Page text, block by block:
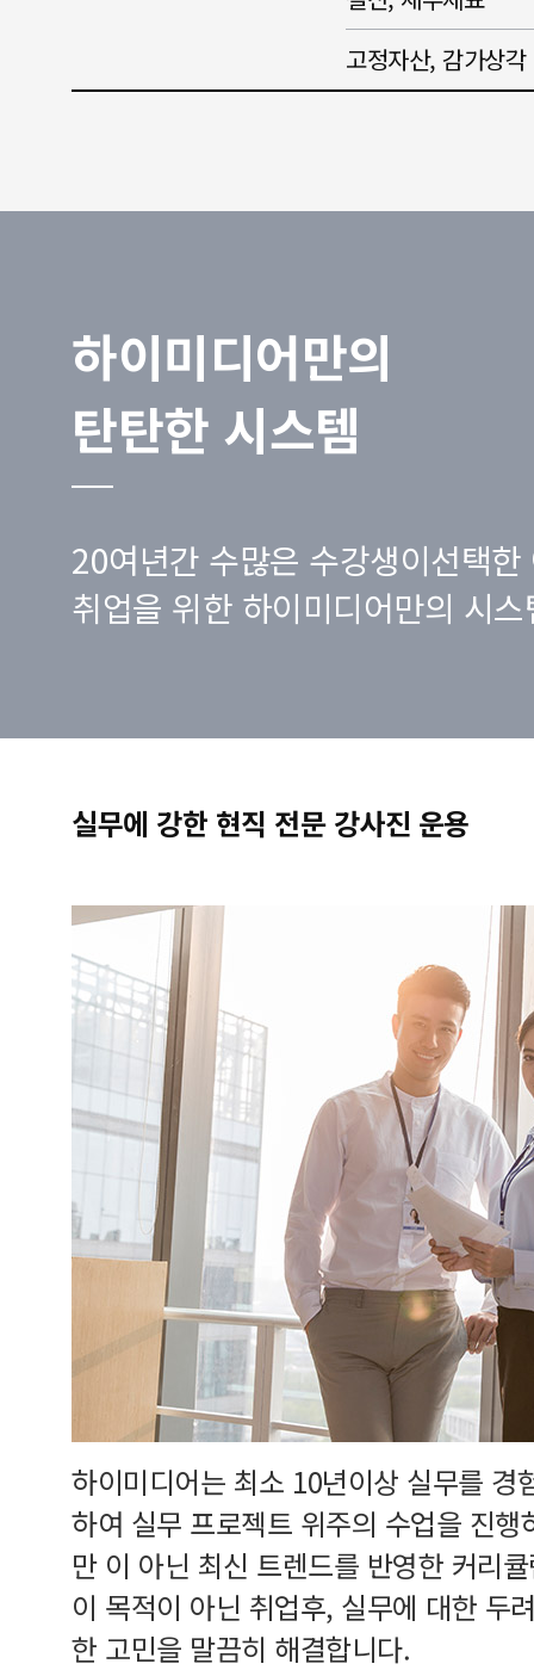
고정자산, 감가상각
하이미디어만의
탄탄한 시스템
20여년간 수많은 수강생이선택한
취업을 위한 하이미디어만의 시
실무에 강한 현직 전문 강사진 운용
하이미디어는 최소 10년이상 실무를 경
하여 실무 프로젝트 위주의 수업을 진
만 이 아닌 최신 트렌드를 반영한 커리
이 목적이 아닌 취업후, 실무에 대한 두
한 고민을 말끔히 해결합니다.